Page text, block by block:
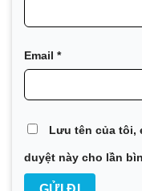
Email *
Lưu tên của tôi,
duyệt này cho lần